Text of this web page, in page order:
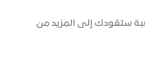
ستقودك إلى المزيد من